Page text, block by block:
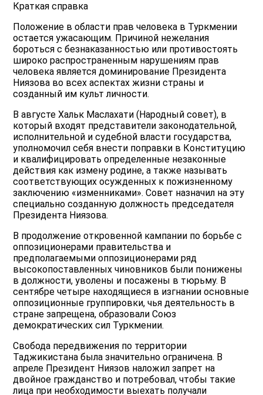
Краткая справка
Положение в области прав человека в Туркмении
остается ужасающим. Причиной нежелания
бороться с безнаказанностью или противостоять
широко распространенным нарушениям прав
человека является доминирование Президента
Ниязова во всех аспектах жизни страны и
созданный им культ личности.
В августе Хальк Маслахати (Народный совет), в
который входят представители законодательной,
исполнительной и судебной власти государства,
уполномочил себя внести поправки в Конституцию
и квалифицировать определенные незаконные
действия как измену родине, а также называть
соответствующих осужденных к пожизненному
заключению «изменниками». Совет назначил на эту
специально созданную должность председателя
Президента Ниязова.
В продолжение откровенной кампании по борьбе с
оппозиционерами правительства и
предполагаемыми оппозиционерами ряд
высокопоставленных чиновников были понижены
в должности, уволены и посажены в тюрьму. В
сентябре четыре находящиеся в изгнании основные
оппозиционные группировки, чья деятельность в
стране запрещена, образовали Союз
демократических сил Туркмении.
Свобода передвижения по территории
Таджикистана была значительно ограничена. В
апреле Президент Ниязов наложил запрет на
двойное гражданство и потребовал, чтобы такие
лица при необходимости выехать получали